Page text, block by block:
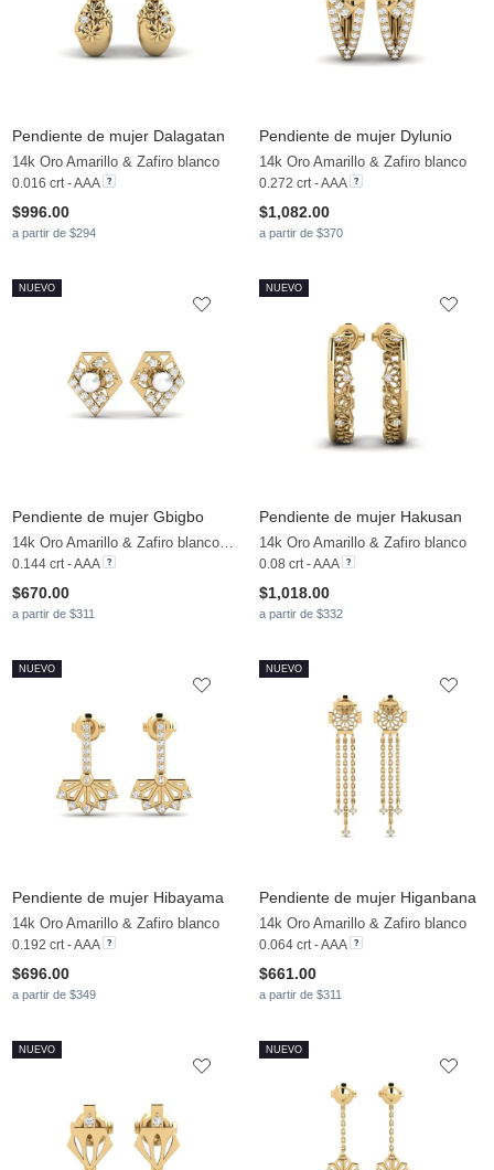
Pendiente de mujer Dalagatan
14k Oro Amarillo & Zafiro blanco
0.016 crt - AAA
$996.00
a partir de $294
Pendiente de mujer Dylunio
14k Oro Amarillo & Zafiro blanco
0.272 crt - AAA
$1,082.00
a partir de $370
Pendiente de mujer Gbigbo
14k Oro Amarillo & Zafiro blanco & Perla blanca
0.144 crt - AAA
$670.00
a partir de $311
NUEVO
Pendiente de mujer Hakusan
14k Oro Amarillo & Zafiro blanco
0.08 crt - AAA
$1,018.00
a partir de $332
NUEVO
Pendiente de mujer Hibayama
14k Oro Amarillo & Zafiro blanco
0.192 crt - AAA
$696.00
a partir de $349
NUEVO
Pendiente de mujer Higanbana
14k Oro Amarillo & Zafiro blanco
0.064 crt - AAA
$661.00
a partir de $311
NUEVO
NUEVO NUEVO